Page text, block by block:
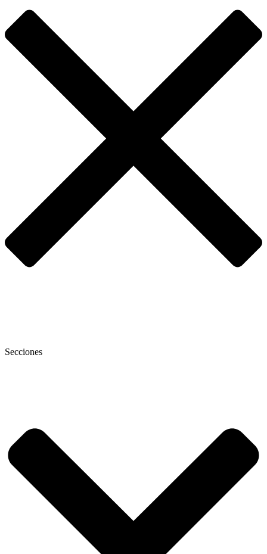
Secciones